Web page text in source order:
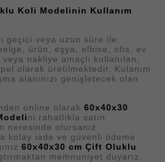
Koli Modelinin Kullanım
geçici veya uzun süre ile
ürün, eşya, elbise, ofis, ev
nakliye amaçlı kullanılan,
olarak üretilmektedir. Kulanım
alanınızı genişletecek olan
online olarak 60x40x30
ni rahatlıkla satın
neresinde olursanız
kolay iade ve güvenli ödeme
60x40x30 cm Çift Oluklu
memnuniyet duyarız.